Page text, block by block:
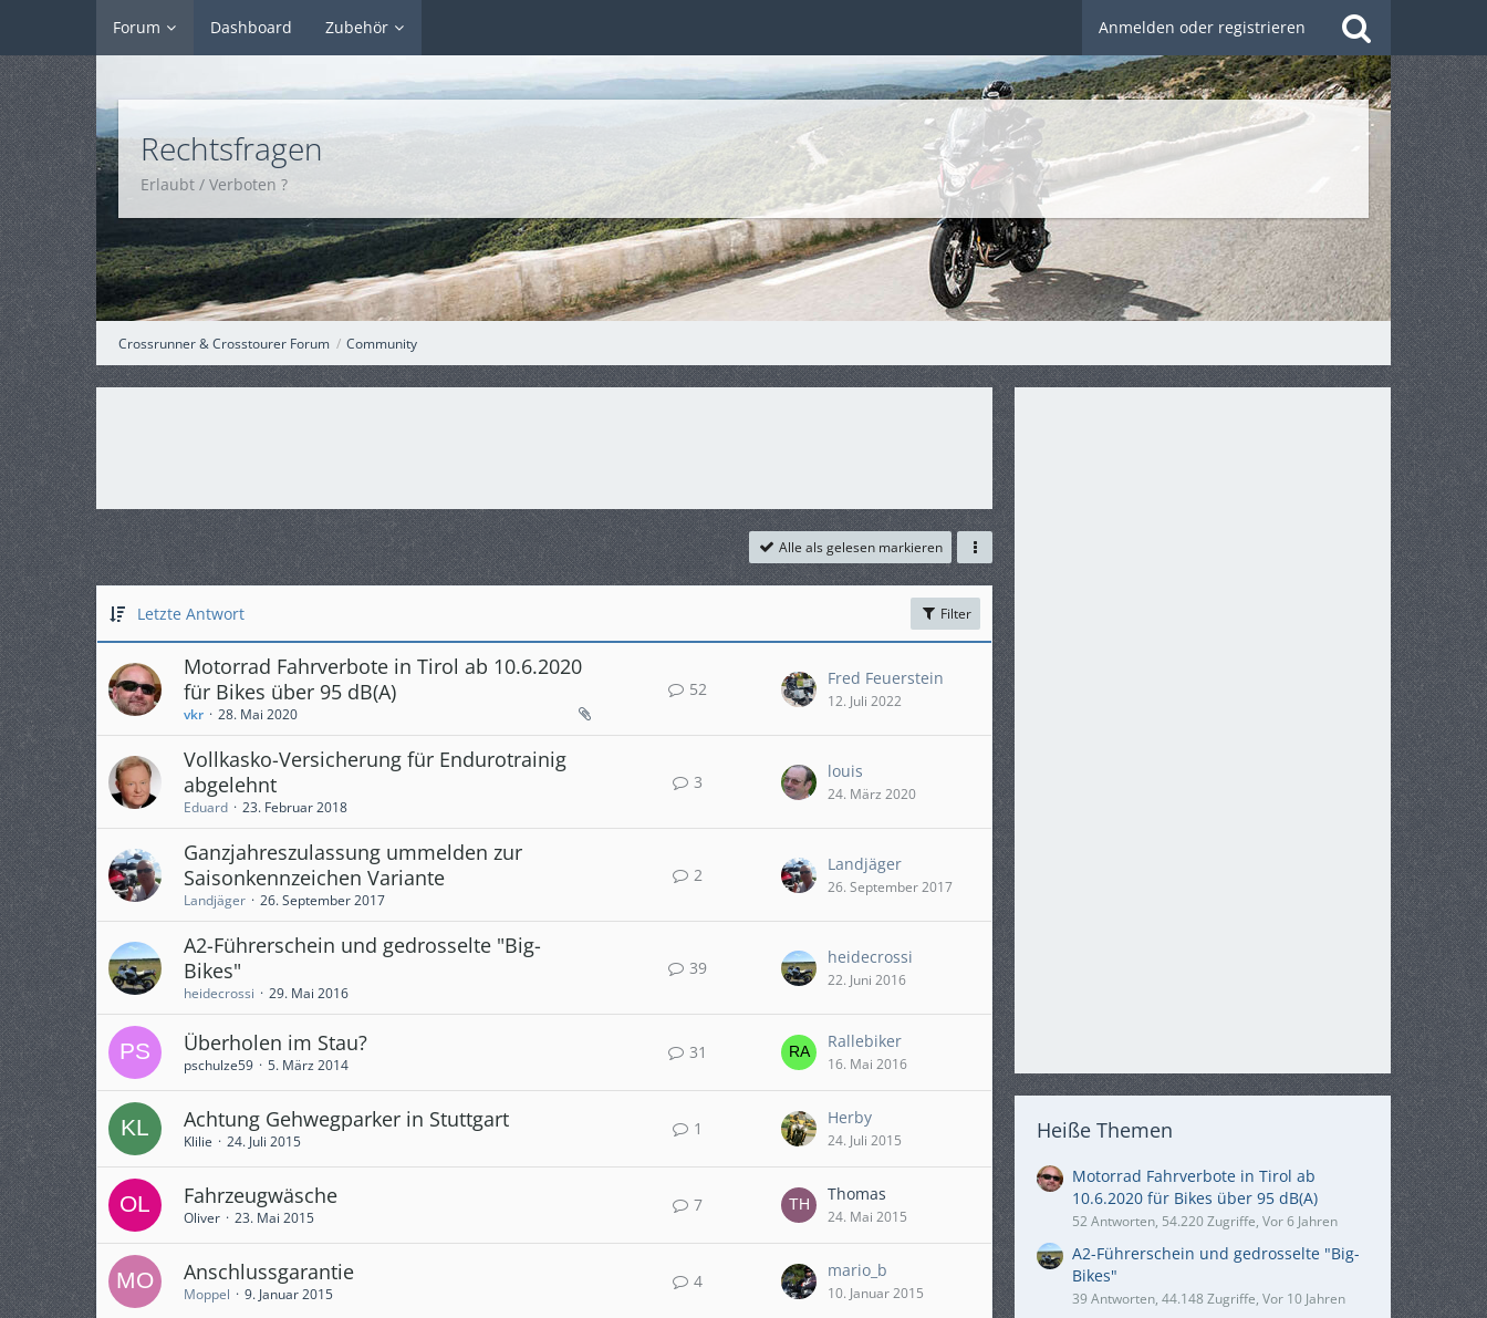
Forum Dashboard Zubehör Anmelden oder registrieren
Crossrunner & Crosstourer Forum Community
Rechtsfragen
Erlaubt / Verboten ?
Alle als gelesen markieren
Letzte Antwort Filter
Motorrad Fahrverbote in Tirol ab 10.6.2020
für Bikes über 95 dB(A)
vkr 28. Mai 2020
52
Fred Feuerstein
12. Juli 2022
Vollkasko-Versicherung für Endurotrainig
abgelehnt
Eduard 23. Februar 2018
3
louis
24. März 2020
Ganzjahreszulassung ummelden zur
Saisonkennzeichen Variante
Landjäger 26. September 2017
2
Landjäger
26. September 2017
A2-Führerschein und gedrosselte "Big-
Bikes"
heidecrossi 29. Mai 2016
39
heidecrossi
22. Juni 2016
Überholen im Stau?
pschulze59 5. März 2014
31
Rallebiker
16. Mai 2016
Achtung Gehwegparker in Stuttgart
Klilie 24. Juli 2015
1
Herby
24. Juli 2015
Fahrzeugwäsche
Oliver 23. Mai 2015
7
Thomas
24. Mai 2015
Anschlussgarantie
Moppel 9. Januar 2015
4
mario_b
10. Januar 2015
Heiße Themen
Motorrad Fahrverbote in Tirol ab
10.6.2020 für Bikes über 95 dB(A)
52 Antworten, 54.220 Zugriffe, Vor 6 Jahren
A2-Führerschein und gedrosselte "Big-
Bikes"
39 Antworten, 44.148 Zugriffe, Vor 10 Jahren